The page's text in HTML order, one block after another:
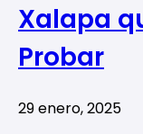
Xalapa
Probar
29 enero, 2025